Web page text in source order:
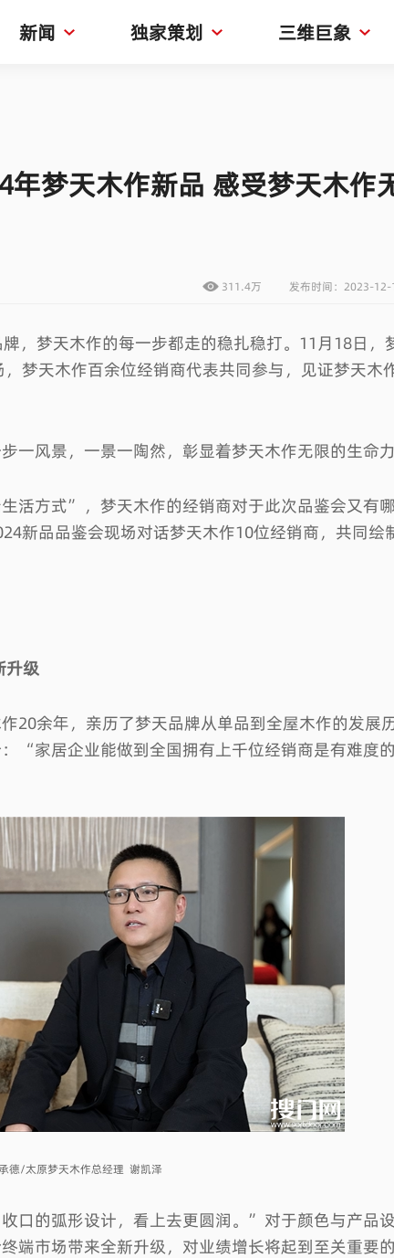
新闻 独家策划 三维巨象
年梦天木作新品 感受梦天木作
311.4万 发布时间：2023-
，梦天木作的每一步都走的稳扎稳打。11月18日，
梦天木作百余位经销商代表共同参与，见证梦天木
一风景，一景一陶然，彰显着梦天木作无限的生命力
方式”，梦天木作的经销商对于此次品鉴会又有
新品品鉴会现场对话梦天木作10位经销商，共同绘
升级
20余年，亲历了梦天品牌从单品到全屋木作的发展
“家居企业能做到全国拥有上千位经销商是有难度
承德/太原梦天木作总经理 谢凯泽
口的弧形设计，看上去更圆润。”对于颜色与产品
端市场带来全新升级，对业绩增长将起到至关重要的